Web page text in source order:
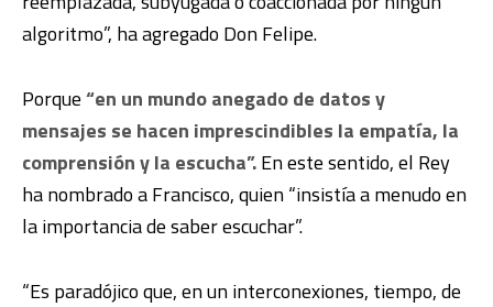
algoritmo”, ha agregado Don Felipe.
Porque“en un mundo anegado de datos y
mensajes se hacen imprescindibles la empatía, la
comprensión y la escucha”.En este sentido, el Rey
ha nombrado a Francisco, quien “insistía a menudo en
la importancia de saber escuchar”.
“Es paradójico que, en un interconexiones, tiempo, de